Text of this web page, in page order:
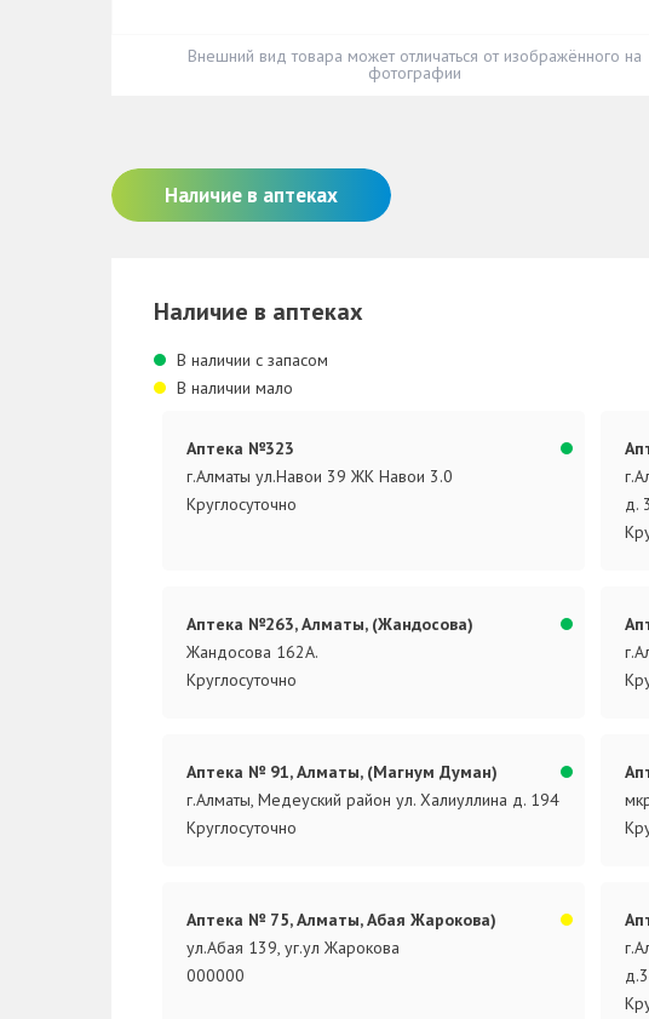
Внешний вид товара может отличаться от изображённого на
фотографии
Наличие в аптеках
Наличие в аптеках
В наличии с запасом
В наличии мало
Аптека №323
г.Алматы ул.Навои 39 ЖК Навои 3.0
Круглосуточно
д.
Аптека №263, Алматы, (Жандосова)
Жандосова 162А.
Круглосуточно
Аптека № 91, Алматы, (Магнум Думан)
г.Алматы, Медеуский район ул. Халиуллина д. 194
Круглосуточно
Аптека № 75, Алматы, Абая Жарокова)
ул.Абая 139, уг.ул Жарокова
000000